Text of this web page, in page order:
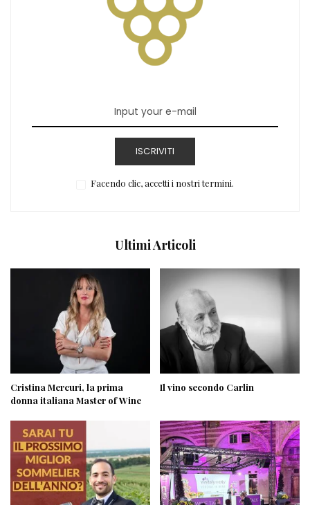
ISCRIVITI
Facendo clic, accetti i nostri termini.
Ultimi Articoli
Cristina Mercuri, la prima
donna italiana Master of Wine
Il vino secondo Carlin